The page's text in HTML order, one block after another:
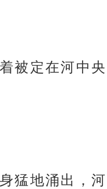
被定在河中
猛地涌出，